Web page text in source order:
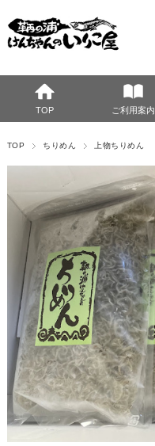
TOP ご利用案内
TOP ちりめん 上物ちりめん